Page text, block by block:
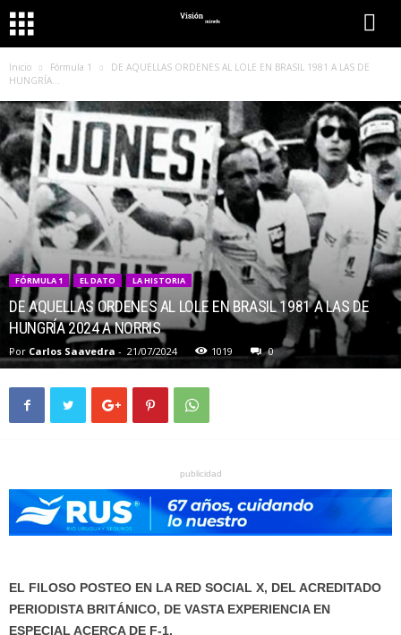
Inicio Fórmula 1
DE AQUELLAS ORDENES AL LOLE EN BRASIL 1981 A LAS DE
HUNGRÍA...
FÓRMULA 1 EL DATO LA HISTORIA
DE AQUELLAS ORDENES AL LOLE EN BRASIL 1981 A LAS DE
HUNGRÍA 2024 A NORRIS
Por Carlos Saavedra - 21/07/2024 1019 0
publicidad
EL FILOSO POSTEO EN LA RED SOCIAL X, DEL ACREDITADO
PERIODISTA BRITÁNICO, DE VASTA EXPERIENCIA EN
ESPECIAL ACERCA DE F-1.